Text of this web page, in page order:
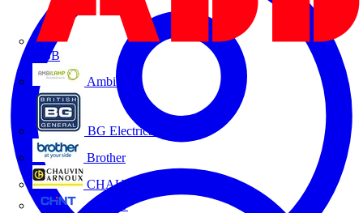
ABB
Ambilamp
BG Electrical
Brother
CHAUVIN ARNOUX
CHINT